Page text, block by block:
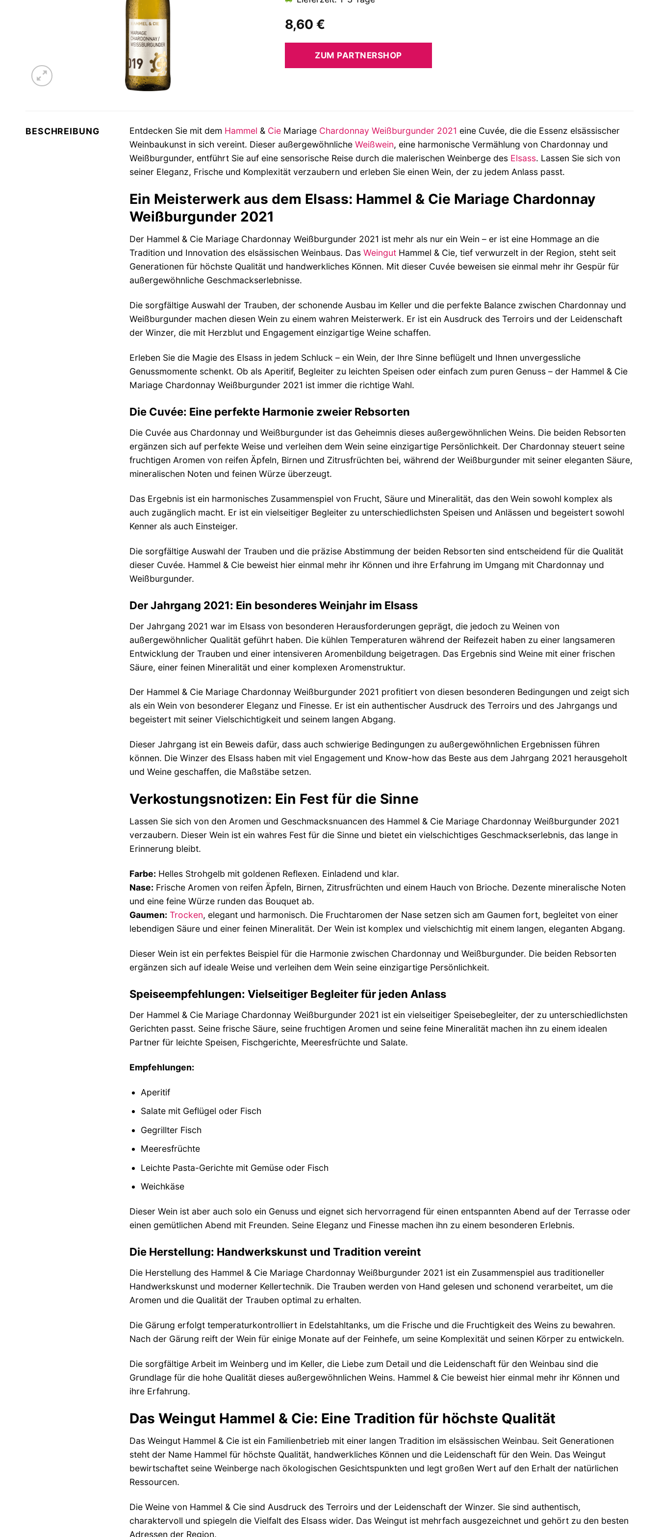
8,60 €
ZUM PARTNERSHOP
BESCHREIBUNG Entdecken Sie mit dem Hammel & CieMariage Chardonnay Weißburgunder 2021 eine Cuvée, die die Essenz elsässischer
Weinbaukunst in sich vereint. Dieser außergewöhnliche Weißwein, eine harmonische Vermählung von Chardonnay und
Weißburgunder, entführt Sie auf eine sensorische Reise durch die malerischen Weinberge des Elsass. Lassen Sie sich von
seiner Eleganz, Frische und Komplexität verzaubern und erleben Sie einen Wein, der zu jedem Anlass passt.
Ein Meisterwerk aus dem Elsass: Hammel & Cie Mariage Chardonnay
Weißburgunder 2021
Der Hammel & Cie Mariage Chardonnay Weißburgunder 2021 ist mehr als nur ein Wein – er ist eine Hommage an die
Tradition und Innovation des elsässischen Weinbaus. Das WeingutHammel & Cie, tief verwurzelt in der Region, steht seit
Generationen für höchste Qualität und handwerkliches Können. Mit dieser Cuvée beweisen sie einmal mehr ihr Gespür für
außergewöhnliche Geschmackserlebnisse.
Die sorgfältige Auswahl der Trauben, der schonende Ausbau im Keller und die perfekte Balance zwischen Chardonnay und
Weißburgunder machen diesen Wein zu einem wahren Meisterwerk. Er ist ein Ausdruck des Terroirs und der Leidenschaft
der Winzer, die mit Herzblut und Engagement einzigartige Weine schaffen.
Erleben Sie die Magie des Elsass in jedem Schluck – ein Wein, der Ihre Sinne beflügelt und Ihnen unvergessliche
Genussmomente schenkt. Ob als Aperitif, Begleiter zu leichten Speisen oder einfach zum puren Genuss – der Hammel & Cie
Mariage Chardonnay Weißburgunder 2021 ist immer die richtige Wahl.
Die Cuvée: Eine perfekte Harmonie zweier Rebsorten
Die Cuvée aus Chardonnay und Weißburgunder ist das Geheimnis dieses außergewöhnlichen Weins. Die beiden Rebsorten
ergänzen sich auf perfekte Weise und verleihen dem Wein seine einzigartige Persönlichkeit. Der Chardonnay steuert seine
fruchtigen Aromen von reifen Äpfeln, Birnen und Zitrusfrüchten bei, während der Weißburgunder mit seiner eleganten Säure,
mineralischen Noten und feinen Würze überzeugt.
Das Ergebnis ist ein harmonisches Zusammenspiel von Frucht, Säure und Mineralität, das den Wein sowohl komplex als
auch zugänglich macht. Er ist ein vielseitiger Begleiter zu unterschiedlichsten Speisen und Anlässen und begeistert sowohl
Kenner als auch Einsteiger.
Die sorgfältige Auswahl der Trauben und die präzise Abstimmung der beiden Rebsorten sind entscheidend für die Qualität
dieser Cuvée. Hammel & Cie beweist hier einmal mehr ihr Können und ihre Erfahrung im Umgang mit Chardonnay und
Weißburgunder.
Der Jahrgang 2021: Ein besonderes Weinjahr im Elsass
Der Jahrgang 2021 war im Elsass von besonderen Herausforderungen geprägt, die jedoch zu Weinen von
außergewöhnlicher Qualität geführt haben. Die kühlen Temperaturen während der Reifezeit haben zu einer langsameren
Entwicklung der Trauben und einer intensiveren Aromenbildung beigetragen. Das Ergebnis sind Weine mit einer frischen
Säure, einer feinen Mineralität und einer komplexen Aromenstruktur.
Der Hammel & Cie Mariage Chardonnay Weißburgunder 2021 profitiert von diesen besonderen Bedingungen und zeigt sich
als ein Wein von besonderer Eleganz und Finesse. Er ist ein authentischer Ausdruck des Terroirs und des Jahrgangs und
begeistert mit seiner Vielschichtigkeit und seinem langen Abgang.
Dieser Jahrgang ist ein Beweis dafür, dass auch schwierige Bedingungen zu außergewöhnlichen Ergebnissen führen
können. Die Winzer des Elsass haben mit viel Engagement und Know-how das Beste aus dem Jahrgang 2021 herausgeholt
und Weine geschaffen, die Maßstäbe setzen.
Verkostungsnotizen: Ein Fest für die Sinne
Lassen Sie sich von den Aromen und Geschmacksnuancen des Hammel & Cie Mariage Chardonnay Weißburgunder 2021
verzaubern. Dieser Wein ist ein wahres Fest für die Sinne und bietet ein vielschichtiges Geschmackserlebnis, das lange in
Erinnerung bleibt.
Farbe: Helles Strohgelb mit goldenen Reflexen. Einladend und klar.
Nase: Frische Aromen von reifen Äpfeln, Birnen, Zitrusfrüchten und einem Hauch von Brioche. Dezente mineralische Noten
und eine feine Würze runden das Bouquet ab.
Gaumen: Trocken, elegant und harmonisch. Die Fruchtaromen der Nase setzen sich am Gaumen fort, begleitet von einer
lebendigen Säure und einer feinen Mineralität. Der Wein ist komplex und vielschichtig mit einem langen, eleganten Abgang.
Dieser Wein ist ein perfektes Beispiel für die Harmonie zwischen Chardonnay und Weißburgunder. Die beiden Rebsorten
ergänzen sich auf ideale Weise und verleihen dem Wein seine einzigartige Persönlichkeit.
Speiseempfehlungen: Vielseitiger Begleiter für jeden Anlass
Der Hammel & Cie Mariage Chardonnay Weißburgunder 2021 ist ein vielseitiger Speisebegleiter, der zu unterschiedlichsten
Gerichten passt. Seine frische Säure, seine fruchtigen Aromen und seine feine Mineralität machen ihn zu einem idealen
Partner für leichte Speisen, Fischgerichte, Meeresfrüchte und Salate.
Empfehlungen:
Aperitif
Salate mit Geflügel oder Fisch
Gegrillter Fisch
Meeresfrüchte
Leichte Pasta-Gerichte mit Gemüse oder Fisch
Weichkäse
Dieser Wein ist aber auch solo ein Genuss und eignet sich hervorragend für einen entspannten Abend auf der Terrasse oder
einen gemütlichen Abend mit Freunden. Seine Eleganz und Finesse machen ihn zu einem besonderen Erlebnis.
Die Herstellung: Handwerkskunst und Tradition vereint
Die Herstellung des Hammel & Cie Mariage Chardonnay Weißburgunder 2021 ist ein Zusammenspiel aus traditioneller
Handwerkskunst und moderner Kellertechnik. Die Trauben werden von Hand gelesen und schonend verarbeitet, um die
Aromen und die Qualität der Trauben optimal zu erhalten.
Die Gärung erfolgt temperaturkontrolliert in Edelstahltanks, um die Frische und die Fruchtigkeit des Weins zu bewahren.
Nach der Gärung reift der Wein für einige Monate auf der Feinhefe, um seine Komplexität und seinen Körper zu entwickeln.
Die sorgfältige Arbeit im Weinberg und im Keller, die Liebe zum Detail und die Leidenschaft für den Weinbau sind die
Grundlage für die hohe Qualität dieses außergewöhnlichen Weins. Hammel & Cie beweist hier einmal mehr ihr Können und
ihre Erfahrung.
Das Weingut Hammel & Cie: Eine Tradition für höchste Qualität
Das Weingut Hammel & Cie ist ein Familienbetrieb mit einer langen Tradition im elsässischen Weinbau. Seit Generationen
steht der Name Hammel für höchste Qualität, handwerkliches Können und die Leidenschaft für den Wein. Das Weingut
bewirtschaftet seine Weinberge nach ökologischen Gesichtspunkten und legt großen Wert auf den Erhalt der natürlichen
Ressourcen.
Die Weine von Hammel & Cie sind Ausdruck des Terroirs und der Leidenschaft der Winzer. Sie sind authentisch,
charaktervoll und spiegeln die Vielfalt des Elsass wider. Das Weingut ist mehrfach ausgezeichnet und gehört zu den besten
Adressen der Region.